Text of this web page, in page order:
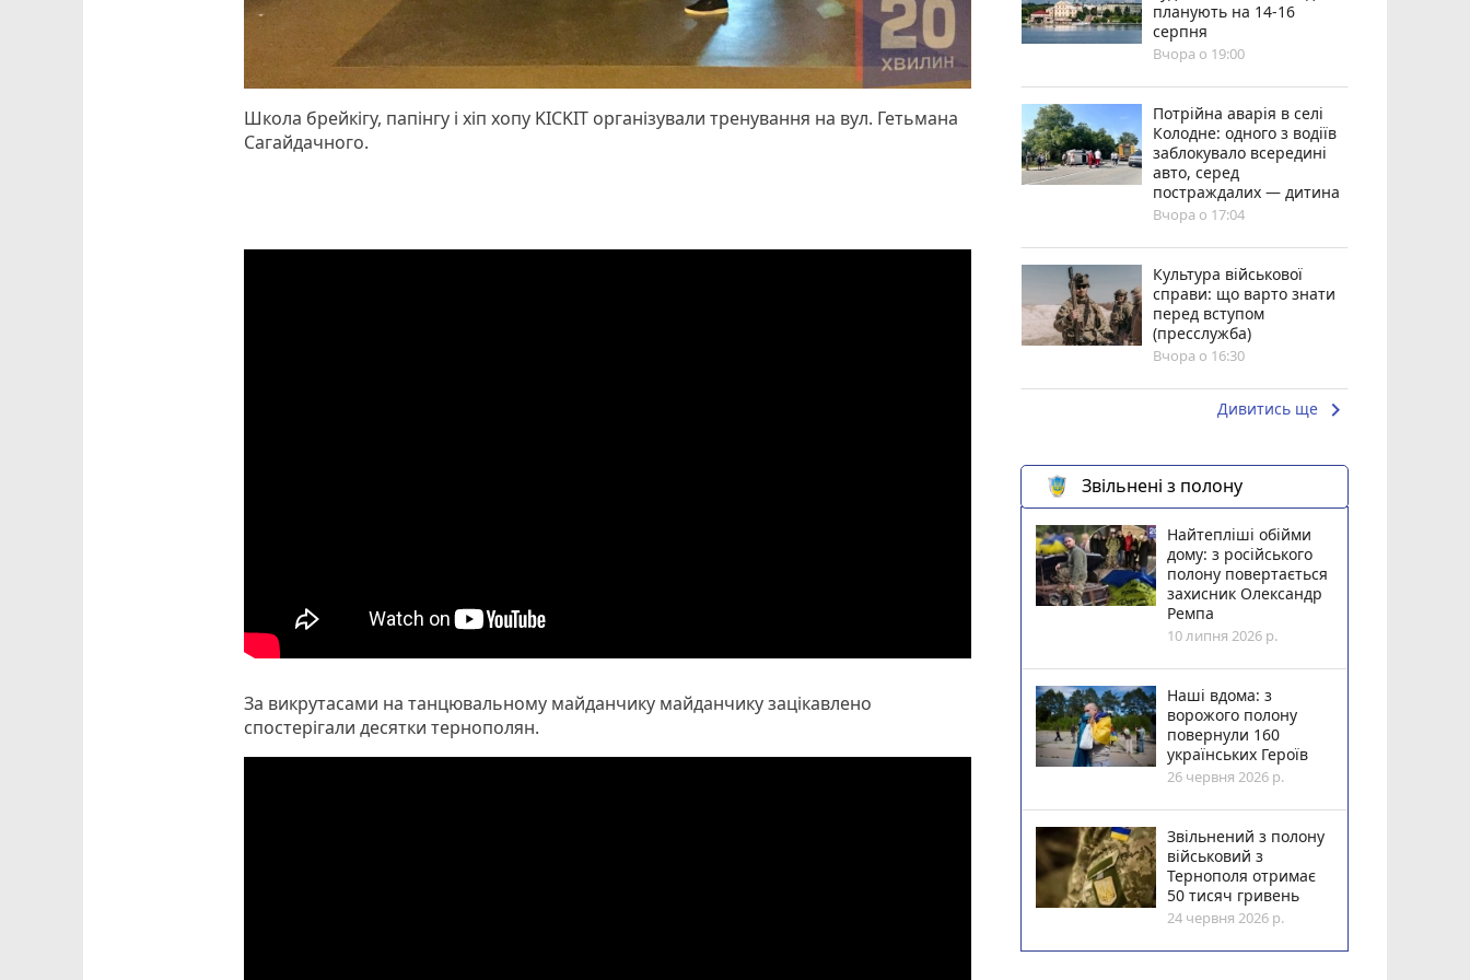
Школа брейкігу, папінгу і хіп хопу KICKIT організували тренування на вул. Гетьмана
Сагайдачного.
За викрутасами на танцювальному майданчику майданчику зацікавлено
спостерігали десятки тернополян.
планують на 14-16
серпня
Вчора о 19:00
Потрійна аварія в селі
Колодне: одного з водіїв
заблокувало всередині
авто, серед
постраждалих — дитина
Вчора о 17:04
Культура військової
справи: що варто знати
перед вступом
(пресслужба)
Вчора о 16:30
Дивитись ще keyboard_arrow_right
Звільнені з полону
Найтепліші обійми
дому: з російського
полону повертається
захисник Олександр
Ремпа
10 липня 2026 р.
Наші вдома: з
ворожого полону
повернули 160
українських Героїв
26 червня 2026 р.
Звільнений з полону
військовий з
Тернополя отримає
50 тисяч гривень
24 червня 2026 р.